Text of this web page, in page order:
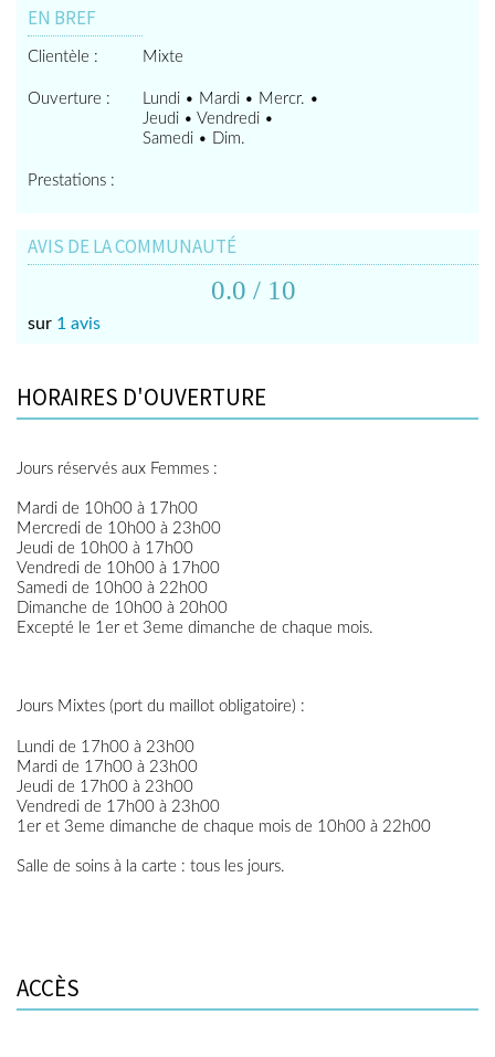
EN BREF
Clientèle : Mixte
Ouverture :
Lundi • Mardi • Mercr. •
Jeudi • Vendredi •
Samedi • Dim.
Prestations :
AVIS DE LA COMMUNAUTÉ
0.0 / 10
sur 1 avis
HORAIRES D'OUVERTURE
Jours réservés aux Femmes :
Mardi de 10h00 à 17h00
Mercredi de 10h00 à 23h00
Jeudi de 10h00 à 17h00
Vendredi de 10h00 à 17h00
Samedi de 10h00 à 22h00
Dimanche de 10h00 à 20h00
Excepté le 1er et 3eme dimanche de chaque mois.
Jours Mixtes (port du maillot obligatoire) :
Lundi de 17h00 à 23h00
Mardi de 17h00 à 23h00
Jeudi de 17h00 à 23h00
Vendredi de 17h00 à 23h00
1er et 3eme dimanche de chaque mois de 10h00 à 22h00
Salle de soins à la carte : tous les jours.
ACCÈS